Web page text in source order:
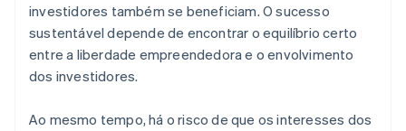
investidores também se beneficiam. O sucesso
sustentável depende de encontrar o equilíbrio certo
entre a liberdade empreendedora e o envolvimento
dos investidores.
Ao mesmo tempo, há o risco de que os interesses dos